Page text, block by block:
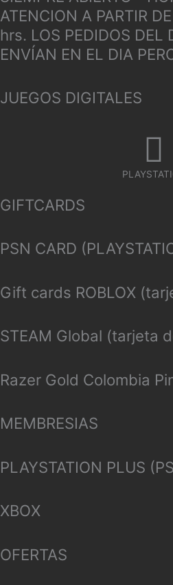
ATENCION A PARTIR
hrs. LOS PEDIDOS DEL
ENVÍAN EN EL DIA
JUEGOS DIGITALES
GIFTCARDS
PSN CARD
Gift cards ROBLOX
STEAM Global (tarjeta
Razer Gold Colombia
MEMBRESIAS
PLAYSTATION PLUS
XBOX
OFERTAS